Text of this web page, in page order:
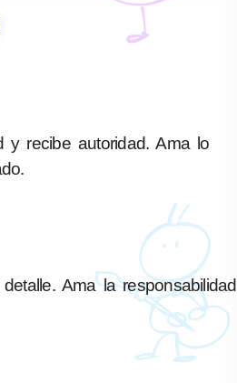
y recibe autoridad. Ama lo
Ama la responsabilidad